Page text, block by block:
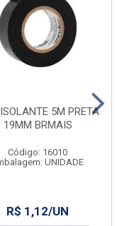
5M PRETA
19MM BRMAIS
Código: 16010
UNIDADE
R$ 1,12/UN